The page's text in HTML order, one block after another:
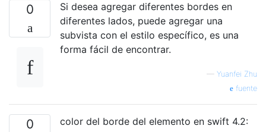
0
Si desea agregar diferentes bordes en
diferentes lados, puede agregar una
subvista con el estilo específico, es una
forma fácil de encontrar.
— Yuanfei Zhu
fuente
0 color del borde del elemento en swift 4.2: